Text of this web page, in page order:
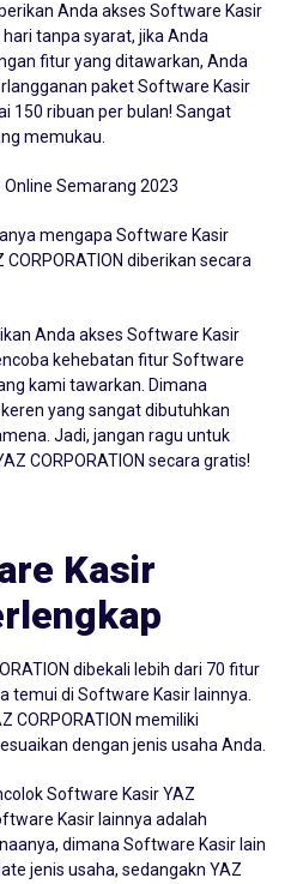
Anda akses Software Kasir
tanpa syarat, jika Anda
fitur yang ditawarkan, Anda
paket Software Kasir
150 ribuan per bulan! Sangat
memukau.
Semarang 2023
mengapa Software Kasir
diberikan secara
Anda akses Software Kasir
kehebatan fitur Software
kami tawarkan. Dimana
yang sangat dibutuhkan
Jadi, jangan ragu untuk
CORPORATION secara gratis!
Kasir
dibekali lebih dari 70 fitur
temui di Software Kasir lainnya.
CORPORATION memiliki
dengan jenis usaha Anda.
Software Kasir YAZ
Kasir lainnya adalah
dimana Software Kasir lain
jenis usaha, sedangakn YAZ